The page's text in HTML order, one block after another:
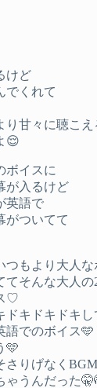
けど
でくれて
り甘々に聴こえ
😌
ボイスに
が入るけど
英語で
がついてて
つもより大人
てそんな大人
♡
ドキドキドキし
語でのボイス🩵
🩵
さりげなく
ゃうんだった